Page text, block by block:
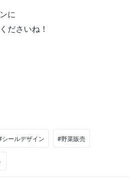
に
ださいね！
シールデザイン #野菜販売